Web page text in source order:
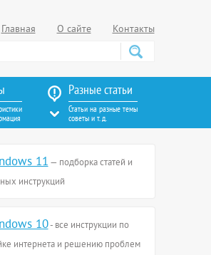
Разные статьи
Статьи на разные темы
советы и т. д.
Главная О сайте Контакты
11 — подборка статей и
инструкций
10- все инструкции по
интернета и решению проблем